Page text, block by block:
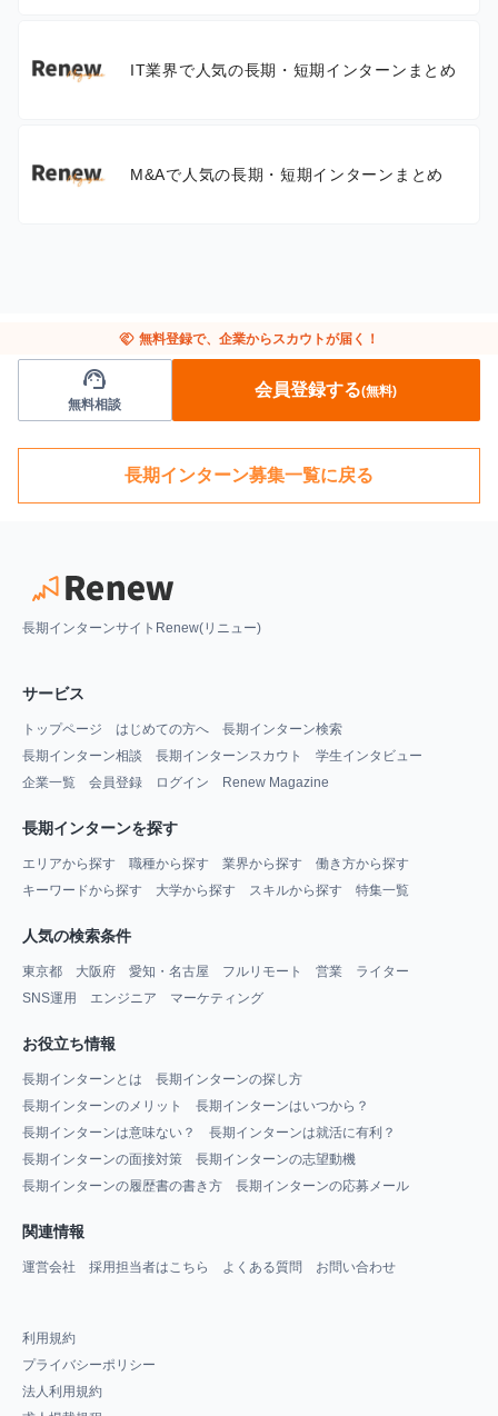
IT業界で人気の長期・短期インターンまとめ
M&Aで人気の長期・短期インターンまとめ
handshake 無料登録で、企業からスカウトが届く！
support_agent
無料相談
会員登録する(無料)
長期インターン募集一覧に戻る
長期インターンサイトRenew(リニュー)
サービス
トップページ はじめての方へ
長期インターン検索
長期インターン相談
長期インターンスカウト
学生インタビュー
企業一覧
会員登録 ログイン Renew Magazine
長期インターンを探す
エリアから探す 職種から探す 業界から探す
働き方から探す
キーワードから探す
大学から探す スキルから探す 特集一覧
人気の検索条件
東京都 大阪府 愛知・名古屋 フルリモート 営業
ライター
SNS運用
エンジニア マーケティング
お役立ち情報
長期インターンとは
長期インターンの探し方
長期インターンのメリット
長期インターンはいつから？
長期インターンは意味ない？
長期インターンは就活に有利？
長期インターンの面接対策
長期インターンの志望動機
長期インターンの履歴書の書き方
長期インターンの応募メール
関連情報
運営会社 採用担当者はこちら よくある質問 お問い合わせ
利用規約
プライバシーポリシー
法人利用規約